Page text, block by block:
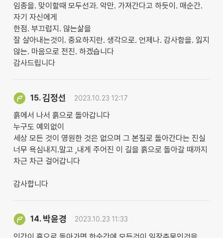
임종을. 맞이할때 모두선과. 악만. 가져간다고 하듯이. 매순간.
자기 자신에게
한점. 부끄럽지. 않는삶을
잘 살아내는것이. 중요하지란. 생각으로. 언제나. 감사함을. 잃지
않는. 마음으로 전진. 하겠습니다
감사드립니다
15.김정선 2023.10.23 12:17
흙에서 나서 흙으로 돌아갑니다
누구도 예외없이
세상 모든 것이 영원한 것은 없으며 그 본질로 돌아간다는 진실
너무 욕심내지.말고 ,내게 주어진 이 길을 흙으로 돌아갈 때까지
차근 차근 걸어갑니다
감사합니다
14. 박윤경 2023.10.23 11:33